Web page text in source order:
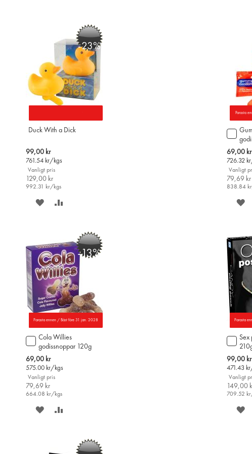
-23%
Duck With a Dick
Special
Price
99,00 kr
761.54 kr/kgs
Vanligt pris
129,00 kr
992.31 kr/kgs
SPARA
ÖNSKELISTAN
JÄMFÖR
Parasta
Special
Price
69,00 kr
726.32
Vanligt
79,69 kr
838.84
Lägg
till
i
Parasta ennen / Bäst före 31 jan. 2028
-13%
Cola Willies
godissnoppar 120g
Special
Price
69,00 kr
575.00 kr/kgs
Vanligt pris
79,69 kr
664.08 kr/kgs
Lägg
till
i
varukorgen
SPARA
ÖNSKELISTAN
JÄMFÖR
Parasta
Sex
Special
Price
99,00 kr
471.43
Vanligt
149,00
709.52
Lägg
till
i